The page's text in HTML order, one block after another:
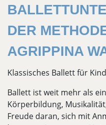
DER
AGRIPPINA
Klassisches Ballett für
Ballett ist weit mehr als
Körperbildung,
Freude daran, sich mit